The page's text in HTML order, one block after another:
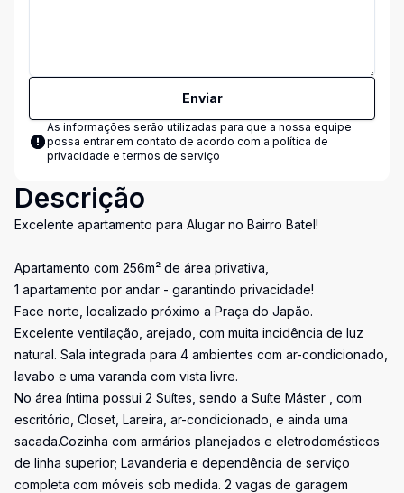
Enviar
As informações serão utilizadas para que a nossa equipe
possa entrar em contato de acordo com a política de
privacidade e termos de serviço
Descrição
Excelente apartamento para Alugar no Bairro Batel!
Apartamento com 256m² de área privativa,
1 apartamento por andar - garantindo privacidade!
Face norte, localizado próximo a Praça do Japão.
Excelente ventilação, arejado, com muita incidência de luz
natural. Sala integrada para 4 ambientes com ar-condicionado,
lavabo e uma varanda com vista livre.
No área íntima possui 2 Suítes, sendo a Suíte Máster , com
escritório, Closet, Lareira, ar-condicionado, e ainda uma
sacada.Cozinha com armários planejados e eletrodomésticos
de linha superior; Lavanderia e dependência de serviço
completa com móveis sob medida. 2 vagas de garagem